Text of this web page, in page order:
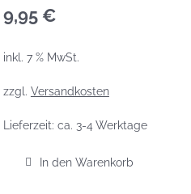
9,95 €
inkl. 7 % MwSt.
zzgl. Versandkosten
Lieferzeit: ca. 3-4 Werktage
In den Warenkorb